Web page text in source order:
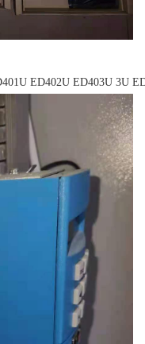
ED402U ED403U 3U